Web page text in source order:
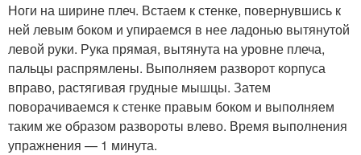
Ноги на ширине плеч. Встаем к стенке, повернувшись к
ней левым боком и упираемся в нее ладонью вытянутой
левой руки. Рука прямая, вытянута на уровне плеча,
пальцы распрямлены. Выполняем разворот корпуса
вправо, растягивая грудные мышцы. Затем
поворачиваемся к стенке правым боком и выполняем
таким же образом развороты влево. Время выполнения
упражнения — 1 минута.